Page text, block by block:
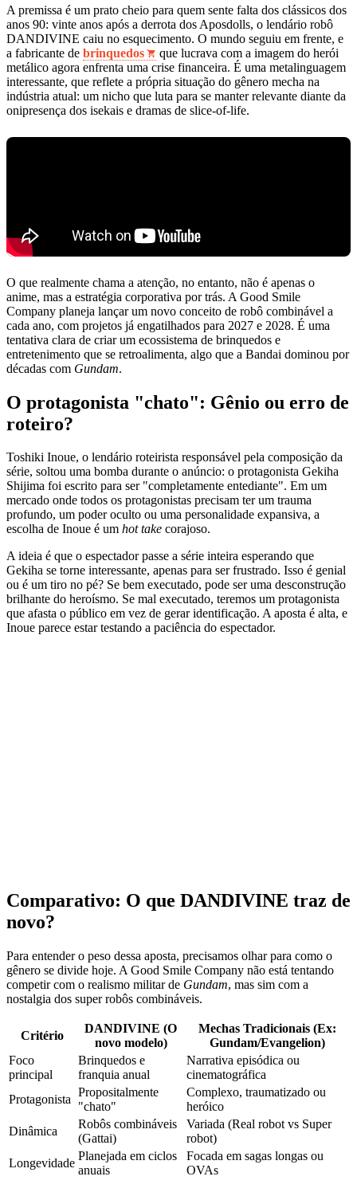
A premissa é um prato cheio para quem sente falta dos clássicos dos
anos 90: vinte anos após a derrota dos Aposdolls, o lendário robô
DANDIVINE caiu no esquecimento. O mundo seguiu em frente, e
a fabricante de brinquedos
que lucrava com a imagem do herói
metálico agora enfrenta uma crise financeira. É uma metalinguagem
interessante, que reflete a própria situação do gênero mecha na
indústria atual: um nicho que luta para se manter relevante diante da
onipresença dos isekais e dramas de slice-of-life.
O que realmente chama a atenção, no entanto, não é apenas o
anime, mas a estratégia corporativa por trás. A Good Smile
Company planeja lançar um novo conceito de robô combinável a
cada ano, com projetos já engatilhados para 2027 e 2028. É uma
tentativa clara de criar um ecossistema de brinquedos e
entretenimento que se retroalimenta, algo que a Bandai dominou por
décadas com Gundam.
O protagonista "chato": Gênio ou erro de
roteiro?
Toshiki Inoue, o lendário roteirista responsável pela composição da
série, soltou uma bomba durante o anúncio: o protagonista Gekiha
Shijima foi escrito para ser "completamente entediante". Em um
mercado onde todos os protagonistas precisam ter um trauma
profundo, um poder oculto ou uma personalidade expansiva, a
escolha de Inoue é um hot take corajoso.
A ideia é que o espectador passe a série inteira esperando que
Gekiha se torne interessante, apenas para ser frustrado. Isso é genial
ou é um tiro no pé? Se bem executado, pode ser uma desconstrução
brilhante do heroísmo. Se mal executado, teremos um protagonista
que afasta o público em vez de gerar identificação. A aposta é alta, e
Inoue parece estar testando a paciência do espectador.
Comparativo: O que DANDIVINE traz de
novo?
Para entender o peso dessa aposta, precisamos olhar para como o
gênero se divide hoje. A Good Smile Company não está tentando
competir com o realismo militar de Gundam, mas sim com a
nostalgia dos super robôs combináveis.
Critério
DANDIVINE (O
novo modelo)
Mechas Tradicionais (Ex:
Gundam/Evangelion)
Foco
principal
Brinquedos e
franquia anual
Narrativa episódica ou
cinematográfica
Protagonista
Propositalmente
"chato"
Complexo, traumatizado ou
heróico
Dinâmica
Robôs combináveis
(Gattai)
Variada (Real robot vs Super
robot)
Longevidade
Planejada em ciclos
anuais
Focada em sagas longas ou
OVAs